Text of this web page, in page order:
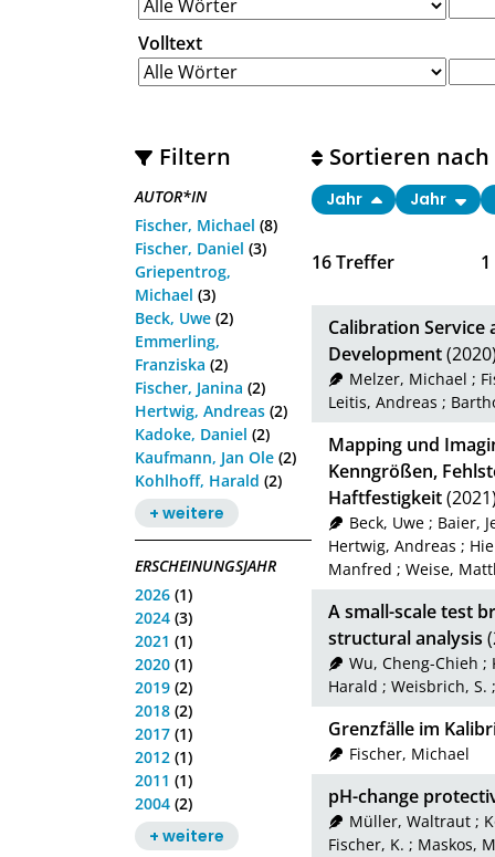
Volltext
Filtern
AUTOR*IN
Fischer, Michael (8)
Fischer, Daniel (3)
Griepentrog,
Michael (3)
Beck, Uwe (2)
Emmerling,
Franziska (2)
Fischer, Janina (2)
Hertwig, Andreas (2)
Kadoke, Daniel (2)
Kaufmann, Jan Ole (2)
Kohlhoff, Harald (2)
+ weitere
ERSCHEINUNGSJAHR
2026 (1)
2024 (3)
2021 (1)
2020 (1)
2019 (2)
2018 (2)
2017 (1)
2012 (1)
2011 (1)
2004 (2)
+ weitere
16Treffer 1
Sortieren nach
Jahr Jahr
Calibration Service
Development
Melzer, Michael ;
Leitis, Andreas ;
Mapping und
Kenngrößen,
Haftfestigkeit
Beck, Uwe; Baier,
Hertwig, Andreas ;
Manfred ; Weise,
A small-scale test
structural analysis
Wu, Cheng-Chieh ;
Harald ; Weisbrich, S.
Grenzfälle im
Fischer, Michael
pH-change
Müller, Waltraut;
Fischer, K. ; Maskos,